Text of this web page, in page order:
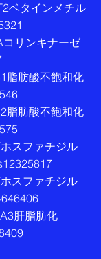
ベタインメチル
リンキナーゼ
脂肪酸不飽和化
脂肪酸不飽和化
スファチジル
スファチジル
肝脂肪化